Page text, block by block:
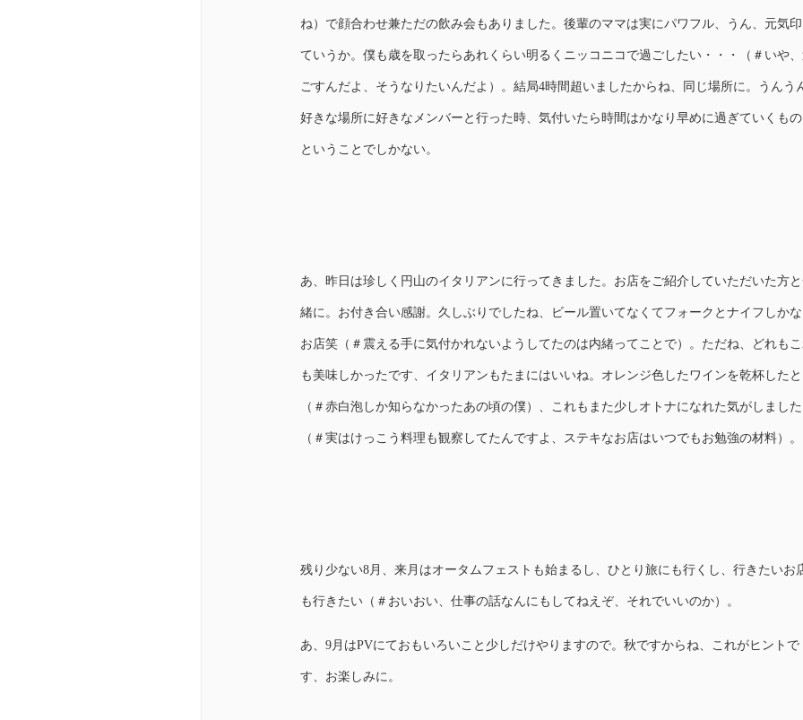
ね）で顔合わせ兼ただの飲み会もありました。後輩のママは実にパワフル、うん、元気
ていうか。僕も歳を取ったらあれくらい明るくニッコニコで過ごしたい・・・（＃いや
ごすんだよ、そうなりたいんだよ）。結局4時間超いましたからね、同じ場所に。うんう
好きな場所に好きなメンバーと行った時、気付いたら時間はかなり早めに過ぎていくも
ということでしかない。
あ、昨日は珍しく円山のイタリアンに行ってきました。お店をご紹介していただいた方
緒に。お付き合い感謝。久しぶりでしたね、ビール置いてなくてフォークとナイフしか
お店笑（＃震える手に気付かれないようしてたのは内緒ってことで）。ただね、どれも
も美味しかったです、イタリアンもたまにはいいね。オレンジ色したワインを乾杯した
（＃赤白泡しか知らなかったあの頃の僕）、これもまた少しオトナになれた気がしました
（＃実はけっこう料理も観察してたんですよ、ステキなお店はいつでもお勉強の材料）。
残り少ない8月、来月はオータムフェストも始まるし、ひとり旅にも行くし、行きたいお
も行きたい（＃おいおい、仕事の話なんにもしてねえぞ、それでいいのか）。
あ、9月はPVにておもいろいこと少しだけやりますので。秋ですからね、これがヒントで
す、お楽しみに。